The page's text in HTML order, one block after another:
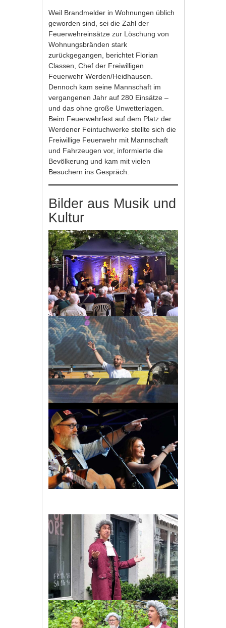
Weil Brandmelder in Wohnungen üblich
geworden sind, sei die Zahl der
Feuerwehreinsätze zur Löschung von
Wohnungsbränden stark
zurückgegangen, berichtet Florian
Classen, Chef der Freiwilligen
Feuerwehr Werden/Heidhausen.
Dennoch kam seine Mannschaft im
vergangenen Jahr auf 280 Einsätze –
und das ohne große Unwetterlagen.
Beim Feuerwehrfest auf dem Platz der
Werdener Feintuchwerke stellte sich die
Freiwillige Feuerwehr mit Mannschaft
und Fahrzeugen vor, informierte die
Bevölkerung und kam mit vielen
Besuchern ins Gespräch.
Bilder aus Musik und
Kultur